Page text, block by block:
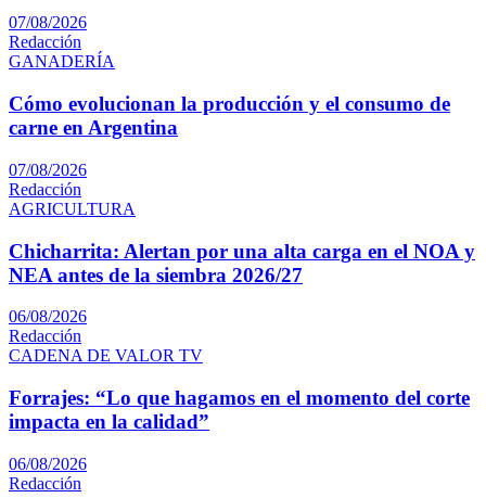
07/08/2026
Redacción
GANADERÍA
Cómo evolucionan la producción y el consumo de
carne en Argentina
07/08/2026
Redacción
AGRICULTURA
Chicharrita: Alertan por una alta carga en el NOA y
NEA antes de la siembra 2026/27
06/08/2026
Redacción
CADENA DE VALOR TV
Forrajes: “Lo que hagamos en el momento del corte
impacta en la calidad”
06/08/2026
Redacción